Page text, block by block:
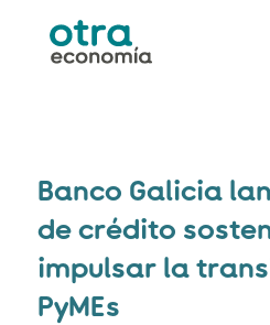
Banco Galicia
de crédito
impulsar la
PyMEs